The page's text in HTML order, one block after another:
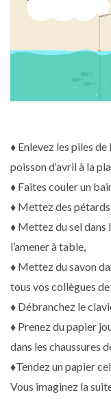
♦ Enlevez les piles
poisson d‘avril à la
♦ Faites couler un
♦ Mettez des pétards
♦ Mettez du sel dans
l’amener à table,
♦ Mettez du savon
tous vos collègues
♦ Débranchez le
♦ Prenez du papier
dans les chaussures
♦Tendez un papier
Vous imaginez la